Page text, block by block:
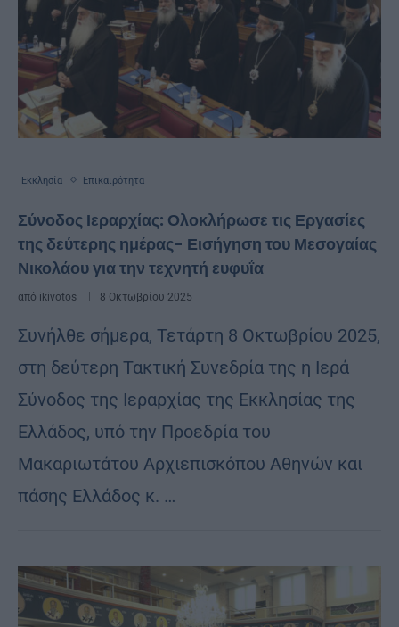
Εκκλησία Επικαιρότητα
Σύνοδος Ιεραρχίας: Ολοκλήρωσε τις Εργασίες
της δεύτερης ημέρας- Εισήγηση του Μεσογαίας
Νικολάου για την τεχνητή ευφυΐα
από ikivotos 8 Οκτωβρίου 2025
Συνήλθε σήμερα, Τετάρτη 8 Οκτωβρίου 2025,
στη δεύτερη Τακτική Συνεδρία της η Ιερά
Σύνοδος της Ιεραρχίας της Εκκλησίας της
Ελλάδος, υπό την Προεδρία του
Μακαριωτάτου Αρχιεπισκόπου Αθηνών και
πάσης Ελλάδος κ. …